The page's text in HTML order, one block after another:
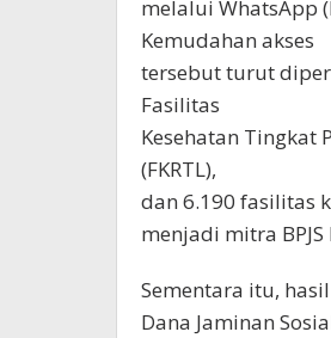
melalui WhatsApp
Kemudahan akses
tersebut turut
Fasilitas
Kesehatan Tingkat
(FKRTL),
dan 6.190 fasilitas
menjadi mitra BPJS
Sementara itu,
Dana Jaminan